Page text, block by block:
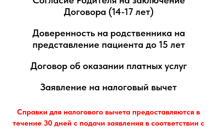
Договора (14-17 лет)
Доверенность на родственника на
представление пациента до 15 лет
Договор об оказании платных услуг
Заявление на налоговый вычет
Справки для налогового вычета предоставляются в
течение 30 дней с подачи заявления в соответствии с